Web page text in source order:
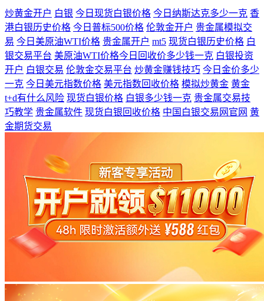
炒黄金开户 白银 今日现货白银价格 今日纳斯达克多少一克 香
港白银历史价格 今日普标500价格 伦敦金开户 贵金属模拟交
易 今日美原油WTI价格 贵金属开户 mt5 现货白银历史价格 白
银交易平台 美原油WTI价格今日回收价多少钱一克 白银投资
开户 白银交易 伦敦金交易平台 炒黄金赚钱技巧 今日金价多少
一克 今日美元指数价格 美元指数回收价格 模拟炒黄金 黄金
t+d有什么风险 现货白银价格 白银多少钱一克 贵金属交易技
巧教学 贵金属软件 现货白银回收价格 中国白银交易网官网 黄
金期货交易